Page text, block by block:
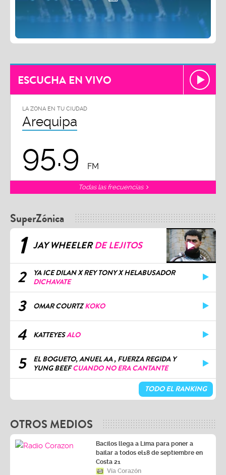
ESCUCHA EN VIVO
LA ZONA EN TU CIUDAD
Arequipa
95.9 FM
Todas las frecuencias
SuperZónica
1 JAY WHEELERDE LEJITOS
2
YA ICE DILAN X REY TONY X HELABUSADOR
DICHAVATE
3 OMAR COURTZKOKO
4 KATTEYESALO
5
EL BOGUETO, ANUEL AA , FUERZA REGIDA Y
YUNG BEEFCUANDO NO ERA CANTANTE
TODO EL RANKING
OTROS MEDIOS
Bacilos llega a Lima para poner a
bailar a todos el18 de septiembre en
Costa 21
Vía Corazón